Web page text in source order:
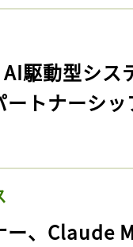
AI駆動型シ
ートナーシ
ー、Claude